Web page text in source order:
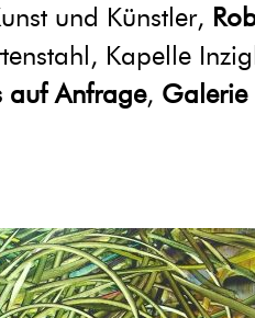
und Künstler,
Kapelle
auf Anfrage,